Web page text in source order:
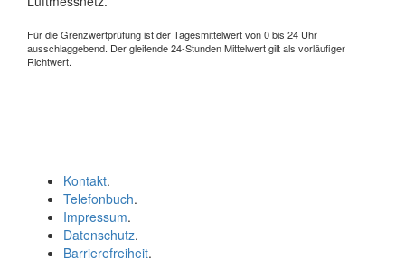
Für die Grenzwertprüfung ist der Tagesmittelwert von 0 bis 24 Uhr
ausschlaggebend. Der gleitende 24-Stunden Mittelwert gilt als vorläufiger
Richtwert.
Kontakt.
Telefonbuch.
Impressum.
Datenschutz.
Barrierefreiheit.